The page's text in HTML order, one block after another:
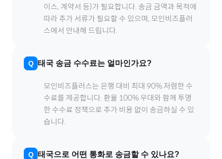
이스, 계약서 등)가 필요합니다. 송금 금액과 목적에
따라 추가 서류가 필요할 수 있으며, 모인비즈플러
스에서 안내해 드립니다.
태국 송금 수수료는 얼마인가요?
모인비즈플러스는 은행 대비 최대 90% 저렴한 수
수료를 제공합니다. 환율 100% 우대와 함께 투명
한 수수료 정책으로 추가 비용 없이 송금하실 수 있
습니다.
태국으로 어떤 통화로 송금할 수 있나요?